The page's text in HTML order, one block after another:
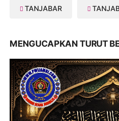
TANJABAR
MENGUCAPKAN TURUT